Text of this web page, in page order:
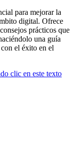
para mejorar la
digital. Ofrece
prácticos que
una guía
el éxito en el
clic en este texto